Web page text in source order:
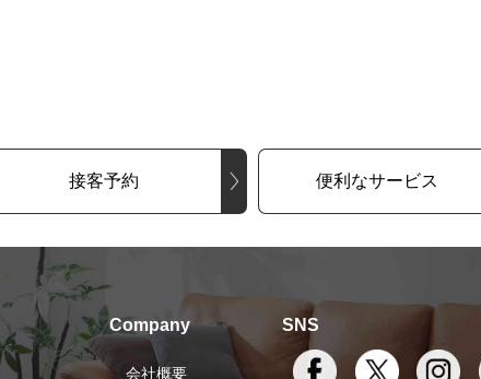
接客予約 便利なサービス
Company
会社概要
SNS